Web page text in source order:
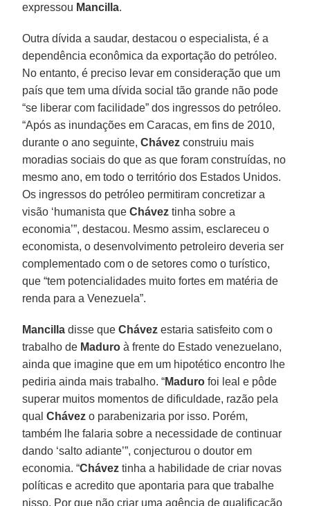
expressou Mancilla.
Outra dívida a saudar, destacou o especialista, é a
dependência econômica da exportação do petróleo.
No entanto, é preciso levar em consideração que um
país que tem uma dívida social tão grande não pode
“se liberar com facilidade” dos ingressos do petróleo.
“Após as inundações em Caracas, em fins de 2010,
durante o ano seguinte,Chávez construiu mais
moradias sociais do que as que foram construídas, no
mesmo ano, em todo o território dos Estados Unidos.
Os ingressos do petróleo permitiram concretizar a
visão ‘humanista queChávez tinha sobre a
economia’”, destacou. Mesmo assim, esclareceu o
economista, o desenvolvimento petroleiro deveria ser
complementado com o de setores como o turístico,
que “tem potencialidades muito fortes em matéria de
renda para a Venezuela”.
Mancilla disse queChávez estaria satisfeito com o
trabalho de Maduro à frente do Estado venezuelano,
ainda que imagine que em um hipotético encontro lhe
pediria ainda mais trabalho. “Maduro foi leal e pôde
superar muitos momentos de dificuldade, razão pela
qualChávez o parabenizaria por isso. Porém,
também lhe falaria sobre a necessidade de continuar
dando ‘salto adiante’”, conjecturou o doutor em
economia. “Chávez tinha a habilidade de criar novas
políticas e acredito que apontaria para que trabalhe
nisso. Por que não criar uma agência de qualificação